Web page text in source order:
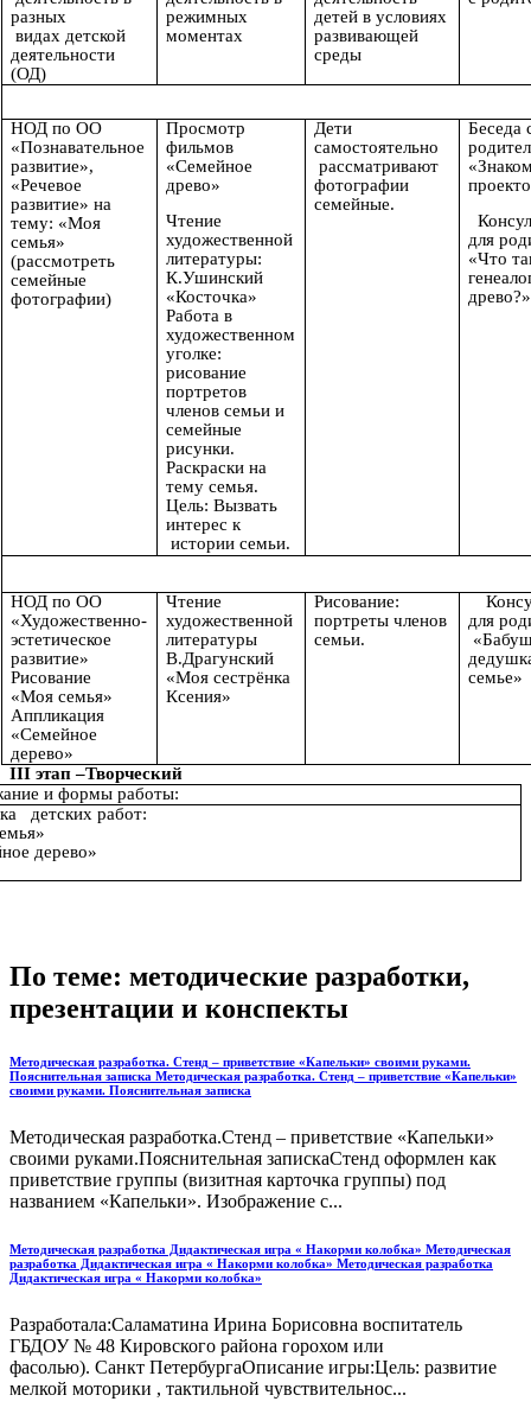
разных
видах детской
деятельности
(ОД)
режимных
моментах
детей в условиях
развивающей
среды
НОД по ОО
«Познавательное
развитие»,
«Речевое
развитие» на
тему: «Моя
семья»
(рассмотреть
семейные
фотографии)
Просмотр
фильмов
«Семейное
древо»
Чтение
художественной
литературы:
К.Ушинский
«Косточка»
Работа в
художественном
уголке:
рисование
портретов
членов семьи и
семейные
рисунки.
Раскраски на
тему семья.
Цель: Вызвать
интерес к
истории семьи.
Дети
самостоятельно
рассматривают
фотографии
семейные.
Беседа
для
«Что
древо?»
НОД по ОО
«Художественно-
эстетическое
развитие»
Рисование
«Моя семья»
Аппликация
«Семейное
дерево»
Чтение
художественной
литературы
В.Драгунский
«Моя сестрёнка
Ксения»
Рисование:
портреты членов
семьи.
для
семье»
III этап –Творческий
и формы работы:
детских работ:
дерево»
По теме: методические разработки,
презентации и конспекты
Методическая разработка. Стенд – приветствие «Капельки» своими руками.
Пояснительная записка Методическая разработка. Стенд – приветствие «Капельки»
своими руками. Пояснительная записка
Методическая разработка.Стенд – приветствие «Капельки»
своими руками.Пояснительная запискаСтенд оформлен как
приветствие группы (визитная карточка группы) под
названием «Капельки». Изображение с...
Методическая разработка Дидактическая игра « Накорми колобка» Методическая
разработка Дидактическая игра « Накорми колобка» Методическая разработка
Дидактическая игра « Накорми колобка»
Разработала:Саламатина Ирина Борисовна воспитатель
ГБДОУ № 48 Кировского района горохом или
фасолью). Санкт ПетербургаОписание игры:Цель: развитие
мелкой моторики , тактильной чувствительнос...